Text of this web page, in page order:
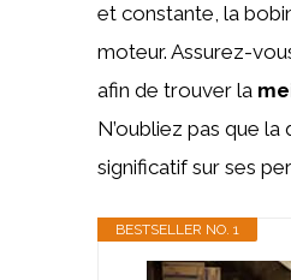
et constante, la
moteur. Assurez-
afin de trouver la
N’oubliez pas que
significatif sur ses
BESTSELLER NO. 1